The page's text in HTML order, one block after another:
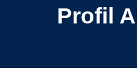
Profil